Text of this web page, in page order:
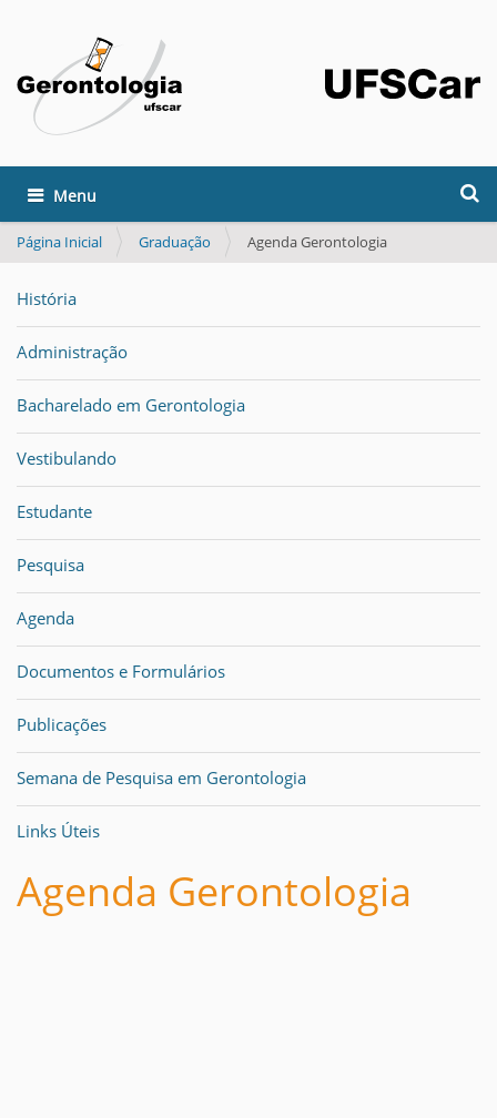
Busca Avançada…
Toggle navigation
Página Inicial Graduação Agenda Gerontologia
História
Administração
Bacharelado em Gerontologia
Vestibulando
Estudante
Pesquisa
Agenda
Documentos e Formulários
Publicações
Semana de Pesquisa em Gerontologia
Links Úteis
Agenda Gerontologia